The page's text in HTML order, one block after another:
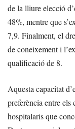
de la lliure elecció
48%, mentre que
7,9. Finalment, el
de coneixement i
qualificació de 8.
Aquesta capacitat
preferència entre els
hospitalaris que